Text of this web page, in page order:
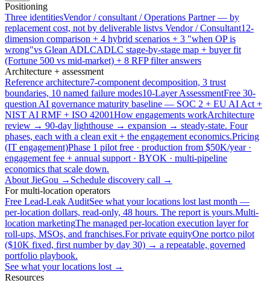
Positioning
Three identitiesVendor / consultant / Operations Partner — by
replacement cost, not by deliverable listvs Vendor / Consultant12-
dimension comparison + 4 hybrid scenarios + 3 "when OP is
wrong"vs Glean ADLCADLC stage-by-stage map + buyer fit
(Fortune 500 vs mid-market) + 8 RFP filter answers
Architecture + assessment
Reference architecture7-component decomposition, 3 trust
boundaries, 10 named failure modes10-Layer AssessmentFree 30-
question AI governance maturity baseline — SOC 2 + EU AI Act +
NIST AI RMF + ISO 42001How engagements workArchitecture
review → 90-day lighthouse → expansion → steady-state. Four
phases, each with a clean exit + the engagement economics.Pricing
(IT engagement)Phase 1 pilot free · production from $50K/year ·
engagement fee + annual support · BYOK · multi-pipeline
economics that scale down.
About JieGou → Schedule discovery call →
For multi-location operators
Free Lead-Leak AuditSee what your locations lost last month —
per-location dollars, read-only, 48 hours. The report is yours.Multi-
location marketingThe managed per-location execution layer for
roll-ups, MSOs, and franchises.For private equityOne portco pilot
($10K fixed, first number by day 30) → a repeatable, governed
portfolio playbook.
See what your locations lost →
Resources